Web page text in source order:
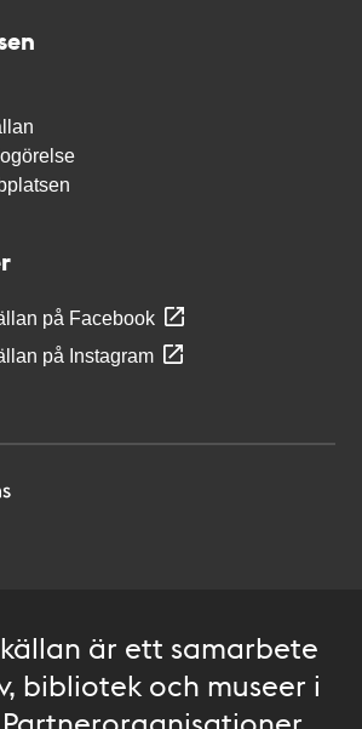
på Facebook
på Instagram
är ett samarbete
bibliotek och museer i